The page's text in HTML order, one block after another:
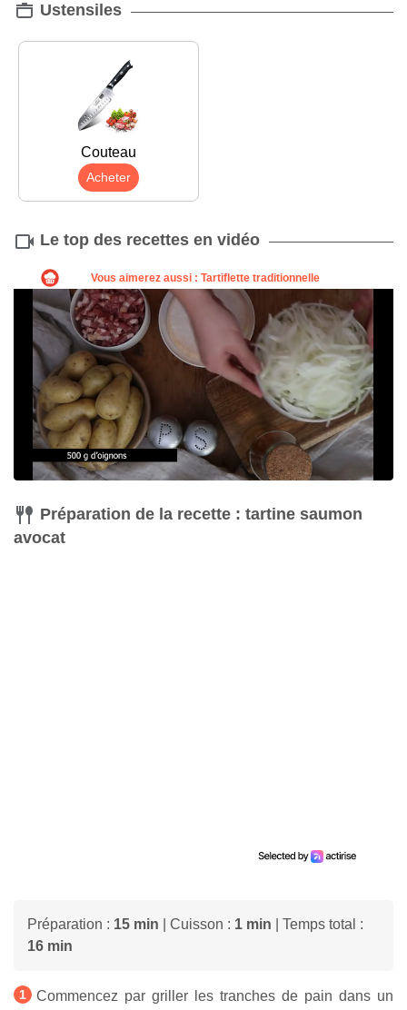
Ustensiles
Couteau
Acheter
Le top des recettes en vidéo
Préparation de la recette : tartine saumon
avocat
Préparation : 15 min | Cuisson : 1 min | Temps total :
16 min
Commencez par griller les tranches de pain dans un